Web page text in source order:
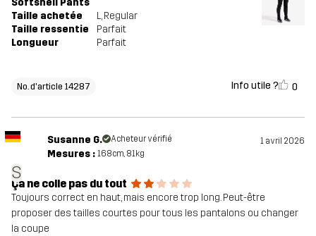
Taille achetée
L, Regular
Taille ressentie
Parfait
Longueur
Parfait
No. d'article 14287 Info utile ? 0
S
Susanne G. Acheteur vérifié 1 avril 2026
Mesures : 168cm, 81kg
Ça ne colle pas du tout
Toujours correct en haut, mais encore trop long. Peut-être
proposer des tailles courtes pour tous les pantalons ou changer
la coupe